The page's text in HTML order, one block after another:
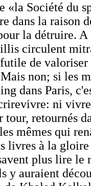
«la Société du
dans la raison
la détruire. A
circulent
de valoriser
non; si les
dans Paris,
ni
retournés
mêmes qui
livres à la
plus lire le
y auraient